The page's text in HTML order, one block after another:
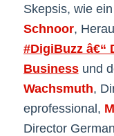
Skepsis, wie
Schnoor,
#DigiBuzz â€“
Businessund
Wachsmuth,
eprofessional,
Director